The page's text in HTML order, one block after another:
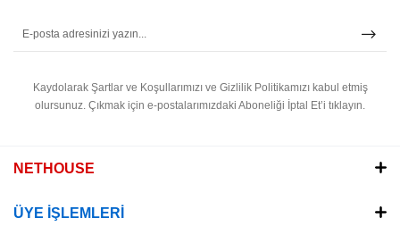
Kaydolarak Şartlar ve Koşullarımızı ve Gizlilik Politikamızı kabul etmiş
olursunuz. Çıkmak için e-postalarımızdaki Aboneliği İptal Et’i tıklayın.
NETHOUSE
ÜYE İŞLEMLERİ